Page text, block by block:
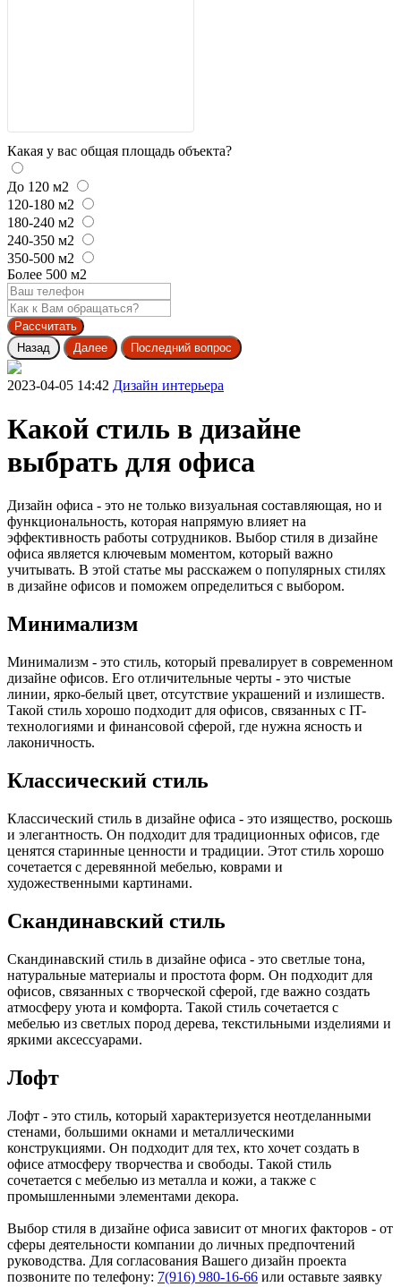
Какая у вас общая площадь объекта?
До 120 м2
120-180 м2
180-240 м2
240-350 м2
350-500 м2
Более 500 м2
Рассчитать
Назад
Далее Последний вопрос
2023-04-05 14:42 Дизайн интерьера
Какой стиль в дизайне
выбрать для офиса
Дизайн офиса - это не только визуальная составляющая, но и
функциональность, которая напрямую влияет на
эффективность работы сотрудников. Выбор стиля в дизайне
офиса является ключевым моментом, который важно
учитывать. В этой статье мы расскажем о популярных стилях
в дизайне офисов и поможем определиться с выбором.
Минимализм
Минимализм - это стиль, который превалирует в современном
дизайне офисов. Его отличительные черты - это чистые
линии, ярко-белый цвет, отсутствие украшений и излишеств.
Такой стиль хорошо подходит для офисов, связанных с IT-
технологиями и финансовой сферой, где нужна ясность и
лаконичность.
Классический стиль
Классический стиль в дизайне офиса - это изящество, роскошь
и элегантность. Он подходит для традиционных офисов, где
ценятся старинные ценности и традиции. Этот стиль хорошо
сочетается с деревянной мебелью, коврами и
художественными картинами.
Скандинавский стиль
Скандинавский стиль в дизайне офиса - это светлые тона,
натуральные материалы и простота форм. Он подходит для
офисов, связанных с творческой сферой, где важно создать
атмосферу уюта и комфорта. Такой стиль сочетается с
мебелью из светлых пород дерева, текстильными изделиями и
яркими аксессуарами.
Лофт
Лофт - это стиль, который характеризуется неотделанными
стенами, большими окнами и металлическими
конструкциями. Он подходит для тех, кто хочет создать в
офисе атмосферу творчества и свободы. Такой стиль
сочетается с мебелью из металла и кожи, а также с
промышленными элементами декора.
Выбор стиля в дизайне офиса зависит от многих факторов - от
сферы деятельности компании до личных предпочтений
руководства. Для согласования Вашего дизайн проекта
позвоните по телефону: 7(916) 980-16-66 или оставьте заявку